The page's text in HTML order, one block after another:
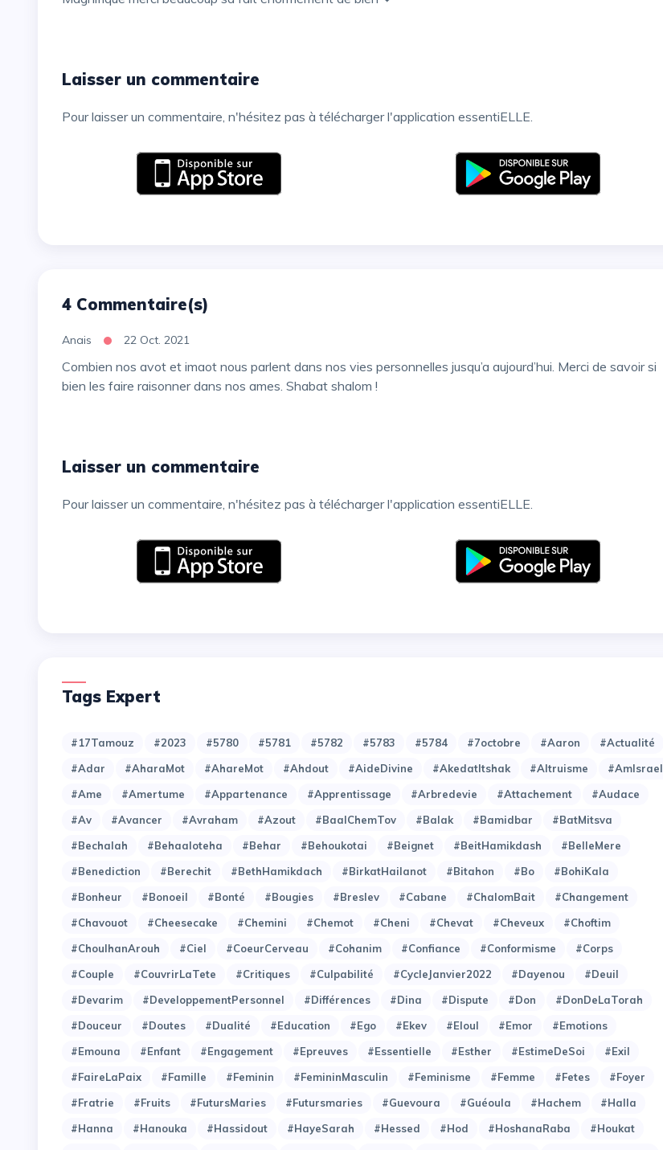
Laisser un commentaire
Pour laisser un commentaire, n'hésitez pas à télécharger l'application essentiELLE.
4 Commentaire(s)
Anais 22 Oct. 2021
Combien nos avot et imaot nous parlent dans nos vies personnelles jusqu’a aujourd’hui. Merci de savoir si
bien les faire raisonner dans nos ames. Shabat shalom !
Laisser un commentaire
Pour laisser un commentaire, n'hésitez pas à télécharger l'application essentiELLE.
Tags Expert
#17Tamouz #2023 #5780 #5781 #5782 #5783 #5784 #7octobre #Aaron
#Actualité
#Adar
#AharaMot #AhareMot #Ahdout #AideDivine #AkedatItshak #Altruisme
#AmIsrael
#Ame
#Amertume #Appartenance #Apprentissage #Arbredevie #Attachement
#Audace
#Av
#Avancer #Avraham #Azout #BaalChemTov #Balak #Bamidbar
#BatMitsva
#Bechalah
#Behaaloteha #Behar #Behoukotai #Beignet #BeitHamikdash
#BelleMere
#Benediction
#Berechit #BethHamikdach #BirkatHailanot #Bitahon #Bo
#BohiKala
#Bonheur
#Bonoeil #Bonté #Bougies #Breslev #Cabane #ChalomBait
#Changement
#Chavouot
#Cheesecake #Chemini #Chemot #Cheni #Chevat #Cheveux
#Choftim
#ChoulhanArouh
#Ciel #CoeurCerveau #Cohanim #Confiance #Conformisme
#Corps
#Couple
#CouvrirLaTete #Critiques #Culpabilité #CycleJanvier2022 #Dayenou
#Deuil
#Devarim
#DeveloppementPersonnel #Différences #Dina #Dispute #Don
#DonDeLaTorah
#Douceur
#Doutes #Dualité #Education #Ego #Ekev #Eloul #Emor
#Emotions
#Emouna
#Enfant #Engagement #Epreuves #Essentielle #Esther #EstimeDeSoi
#Exil
#FaireLaPaix
#Famille #Feminin #FemininMasculin #Feminisme #Femme #Fetes
#Foyer
#Fratrie
#Fruits #FutursMaries #Futursmaries #Guevoura #Guéoula #Hachem
#Halla
#Hanna
#Hanouka #Hassidout #HayeSarah #Hessed #Hod #HoshanaRaba
#Houkat